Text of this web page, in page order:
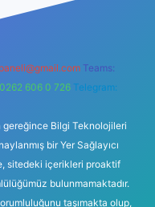
Teams:
606 0 726 Telegram:
gereğince Bilgi Teknolojileri
bir Yer Sağlayıcı
sitedeki içerikleri proaktif
bulunmamaktadır.
taşımakta olup,